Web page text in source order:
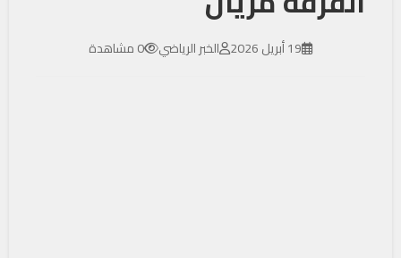
19 أبريل 2026 الخبر الرياضي 0 مشاهدة